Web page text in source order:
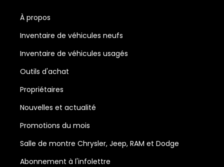
À propos
Inventaire de véhicules neufs
Inventaire de véhicules usagés
Outils d'achat
Propriétaires
Nouvelles et actualité
Promotions du mois
Salle de montre Chrysler, Jeep, RAM et Dodge
Abonnement à l'infolettre